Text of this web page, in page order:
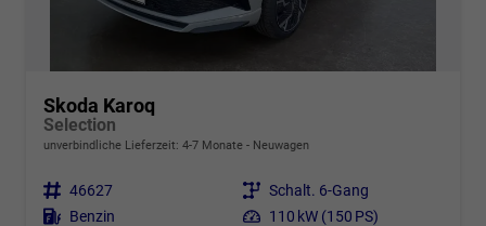
Skoda Karoq
Selection
unverbindliche Lieferzeit: 4-7 Monate Neuwagen
Fahrzeugnr. 46627 Getriebe Schalt. 6-Gang
Kraftstoff Benzin Leistung 110 kW (150 PS)